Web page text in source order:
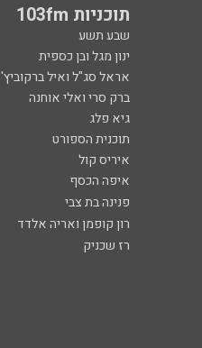
תוכניות 103fm
שבע תשע
ינון מגל ובן כספית
אראל סג"ל ואיל ברקוביץ'
ברק סרי ואלי אוחנה
גיא פלג
תוכנית הספורט
איריס קול
איפה הכסף
פנינה בת צבי
רון קופמן ואריה אלדד
רז שכניק